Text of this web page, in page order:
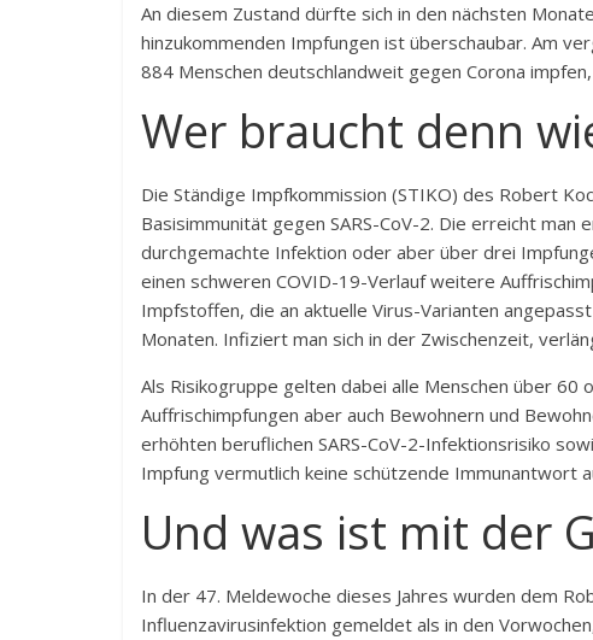
An diesem Zustand dürfte sich in den nächsten
hinzukommenden Impfungen ist überschaubar. Am
884 Menschen deutschlandweit gegen Corona
Wer braucht denn
Die Ständige Impfkommission (STIKO) des Robert
Basisimmunität gegen SARS-CoV-2. Die erreicht
durchgemachte Infektion oder aber über drei
einen schweren COVID-19-Verlauf weitere
Impfstoffen, die an aktuelle Virus-Varianten
Monaten. Infiziert man sich in der Zwischenzeit,
Als Risikogruppe gelten dabei alle Menschen über
Auffrischimpfungen aber auch Bewohnern und
erhöhten beruflichen SARS-CoV-2-Infektionsrisiko
Impfung vermutlich keine schützende Immunantwort
Und was ist mit der
In der 47. Meldewoche dieses Jahres wurden dem
Influenzavirusinfektion gemeldet als in den